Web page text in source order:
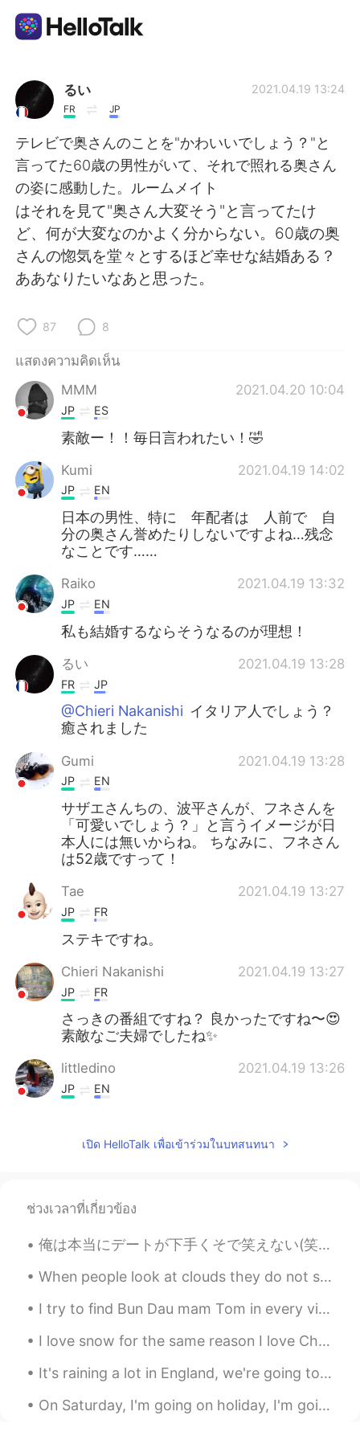
แอปแลกเปลี่ยนทางภาษา
AI Grammar Checker
ไทย
English 简体中文
繁體中文 Español
العربية
Deutsch
한국어
Indonesia Italiano
Türkçe
Português
るい
FR JP
2021.04.19 13:24
テレビで奥さんのことを"かわいいでしょう？"と
言ってた60歳の男性がいて、それで照れる奥さん
の姿に感動した。ルームメイト
はそれを見て"奥さん大変そう"と言ってたけ
ど、何が大変なのかよく分からない。60歳の奥
さんの惚気を堂々とするほど幸せな結婚ある？
ああなりたいなあと思った。
87 8
แสดงความคิดเห็น
MMM
2021.04.20 10:04
JP ES
素敵ー！！毎日言われたい！🤣
Kumi 2021.04.19 14:02
JP EN
日本の男性、特に 年配者は 人前で 自
分の奥さん誉めたりしないですよね…残念
なことです……
Raiko 2021.04.19 13:32
JP EN
私も結婚するならそうなるのが理想！
るい 2021.04.19 13:28
FR JP
@Chieri Nakanishi イタリア人でしょう？
癒されました
Gumi 2021.04.19 13:28
JP EN
サザエさんちの、波平さんが、フネさんを
「可愛いでしょう？」と言うイメージが日
本人には無いからね。 ちなみに、フネさん
は52歳ですって！
Tae 2021.04.19 13:27
JP FR
ステキですね。
Chieri Nakanishi 2021.04.19 13:27
JP FR
さっきの番組ですね？ 良かったですね〜😍
素敵なご夫婦でしたね✨
littledino 2021.04.19 13:26
JP EN
เปิด HelloTalk เพื่อเข้าร่วมในบทสนทนา
ช่วงเวลาที่เกี่ยวข้อง
俺は本当にデートが下手くそで笑えない(笑)。"デートのコツなんてない、自分らしく振る舞えばいい"ってアドバイスは最低限のコミュニケーション能力ある人にしか当てはまらないで、俺みたいなコミュ症に言...
When people look at clouds they do not see their real shape, which is no shape at all, or every s...
I try to find Bun Dau mam Tom in every vietnamese restaurants in Montreal, but none serves this...
I love snow for the same reason I love Christmas: It brings people together while time stands sti...
It's raining a lot in England, we're going to have a storm soon!! I love the rain. What's it like...
On Saturday, I'm going on holiday, I'm going to the beach for a few days. I will take lots of pic...